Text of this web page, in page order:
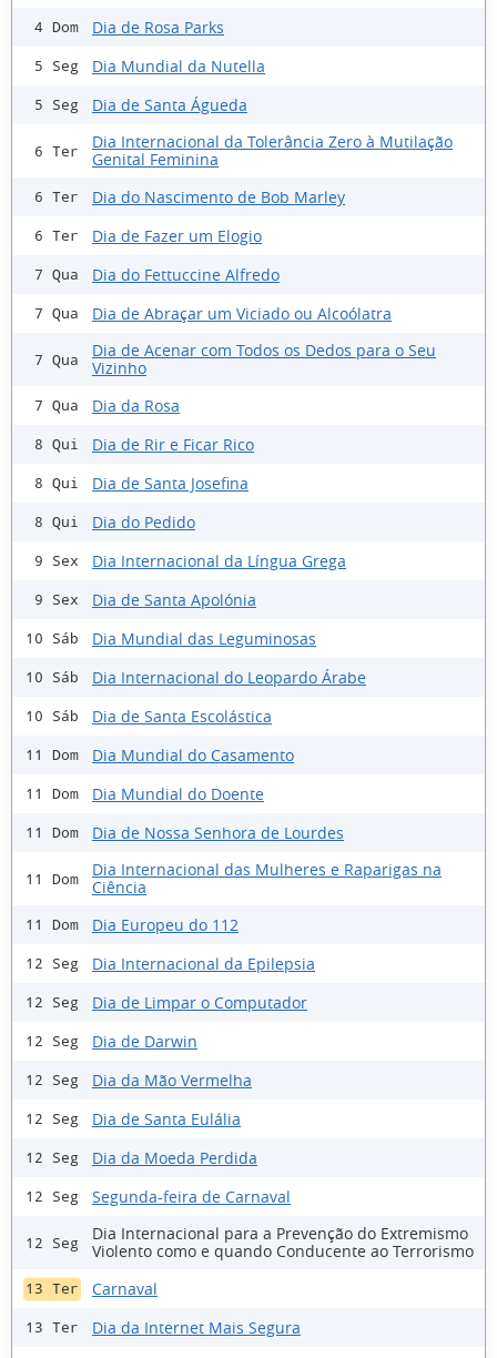
4 Dom Dia de Rosa Parks
5 Seg Dia Mundial da Nutella
5 Seg Dia de Santa Águeda
6 Ter
Dia Internacional da Tolerância Zero à Mutilação
Genital Feminina
6 Ter Dia do Nascimento de Bob Marley
6 Ter Dia de Fazer um Elogio
7 Qua Dia do Fettuccine Alfredo
7 Qua Dia de Abraçar um Viciado ou Alcoólatra
7 Qua
Dia de Acenar com Todos os Dedos para o Seu
Vizinho
7 Qua Dia da Rosa
8 Qui Dia de Rir e Ficar Rico
8 Qui Dia de Santa Josefina
8 Qui Dia do Pedido
9 Sex Dia Internacional da Língua Grega
9 Sex Dia de Santa Apolónia
10 Sáb Dia Mundial das Leguminosas
10 Sáb Dia Internacional do Leopardo Árabe
10 Sáb Dia de Santa Escolástica
11 Dom Dia Mundial do Casamento
11 Dom Dia Mundial do Doente
11 Dom Dia de Nossa Senhora de Lourdes
11 Dom
Dia Internacional das Mulheres e Raparigas na
Ciência
11 Dom Dia Europeu do 112
12 Seg Dia Internacional da Epilepsia
12 Seg Dia de Limpar o Computador
12 Seg Dia de Darwin
12 Seg Dia da Mão Vermelha
12 Seg Dia de Santa Eulália
12 Seg Dia da Moeda Perdida
12 Seg Segunda-feira de Carnaval
12 Seg
Dia Internacional para a Prevenção do Extremismo
Violento como e quando Conducente ao Terrorismo
13 Ter Carnaval
13 Ter
Dia da Internet Mais Segura